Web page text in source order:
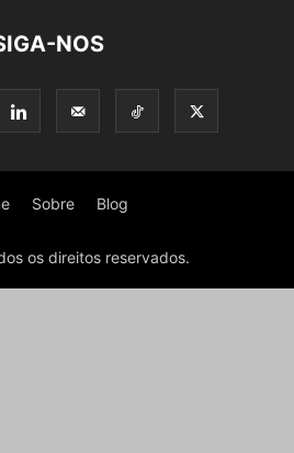
NOS
Sobre Blog
os direitos reservados.